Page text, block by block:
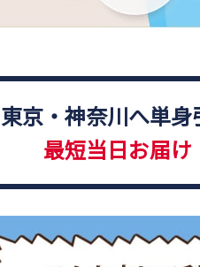
東京・神奈川へ単身
最短当日お届け